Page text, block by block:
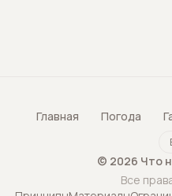
Главная Погода
© 2026 Что
Все